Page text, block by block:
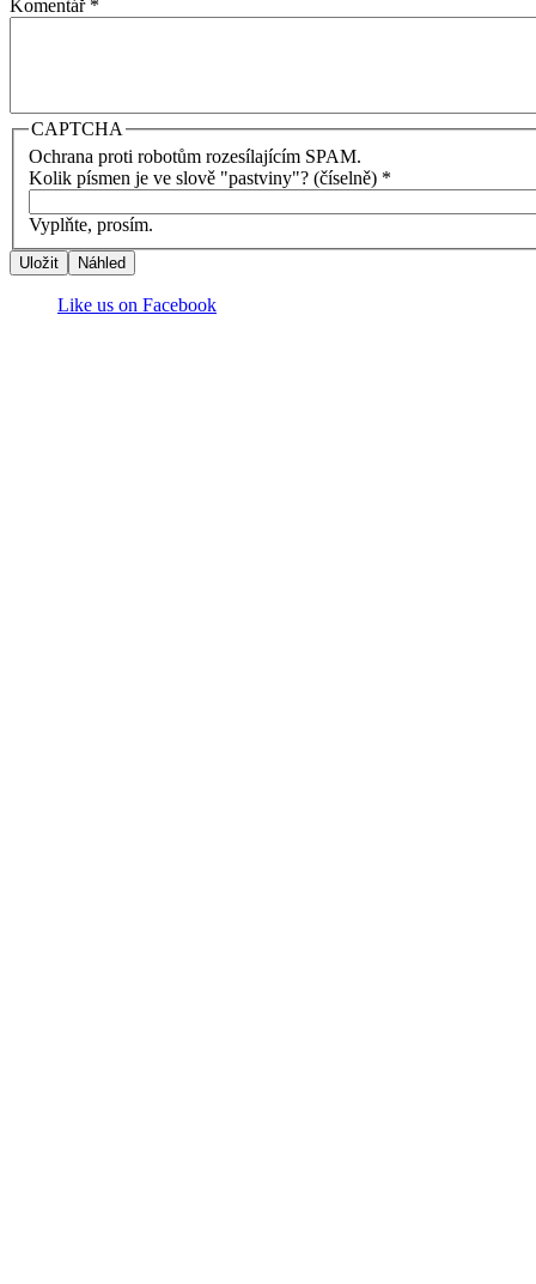
Komentář *
CAPTCHA
Ochrana proti robotům rozesílajícím SPAM.
Kolik písmen je ve slově "pastviny"? (číselně) *
Vyplňte, prosím.
Like us on Facebook